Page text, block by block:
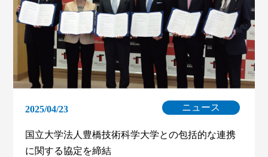
2025/04/23 ニュース
国立大学法人豊橋技術科学大学との包括的な連携
に関する協定を締結